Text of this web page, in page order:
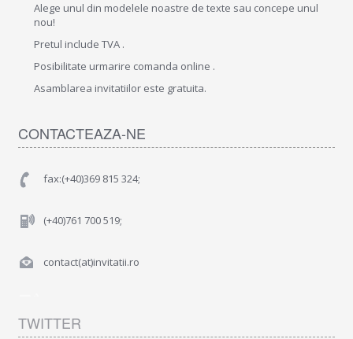
Alege unul din modelele noastre de texte sau concepe unul
nou!
Pretul include TVA .
Posibilitate urmarire comanda online .
Asamblarea invitatiilor este gratuita.
CONTACTEAZA-NE
fax:(+40)369 815 324;
(+40)761 700 519;
contact(at)invitatii.ro
TWITTER